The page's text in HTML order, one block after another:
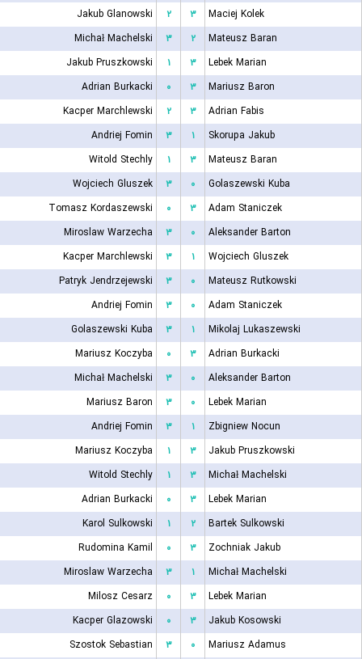
Jakub Glanowski
۲ ۳
Maciej Kolek
Michał Machelski
۳ ۲
Mateusz Baran
Jakub Pruszkowski
۱ ۳
Lebek Marian
Adrian Burkacki
۰ ۳
Mariusz Baron
Kacper Marchlewski
۲ ۳
Adrian Fabis
Andriej Fomin
۳ ۱
Skorupa Jakub
Witold Stechly
۱ ۳
Mateusz Baran
Wojciech Gluszek
۳ ۰
Golaszewski Kuba
Tomasz Kordaszewski
۰ ۳
Adam Staniczek
Miroslaw Warzecha
۳ ۰
Aleksander Barton
Kacper Marchlewski
۳ ۱
Wojciech Gluszek
Patryk Jendrzejewski
۳ ۰
Mateusz Rutkowski
Andriej Fomin
۳ ۰
Adam Staniczek
Golaszewski Kuba
۳ ۱
Mikolaj Lukaszewski
Mariusz Koczyba
۰ ۳
Adrian Burkacki
Michał Machelski
۳ ۰
Aleksander Barton
Mariusz Baron
۳ ۰
Lebek Marian
Andriej Fomin
۳ ۱
Zbigniew Nocun
Mariusz Koczyba
۱ ۳
Jakub Pruszkowski
Witold Stechly
۱ ۳
Michał Machelski
Adrian Burkacki
۰ ۳
Lebek Marian
Karol Sulkowski
۱ ۲
Bartek Sulkowski
Rudomina Kamil
۰ ۳
Zochniak Jakub
Miroslaw Warzecha
۳ ۱
Michał Machelski
Milosz Cesarz
۰ ۳
Lebek Marian
Kacper Glazowski
۰ ۳
Jakub Kosowski
Szostok Sebastian
۳ ۰
Mariusz Adamus